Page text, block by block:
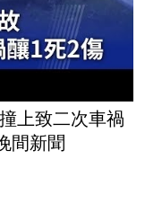
上致二次車禍
間新聞